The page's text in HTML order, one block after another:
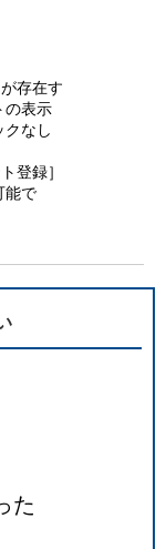
存在す
の表示
クなし
登録］
能で
た